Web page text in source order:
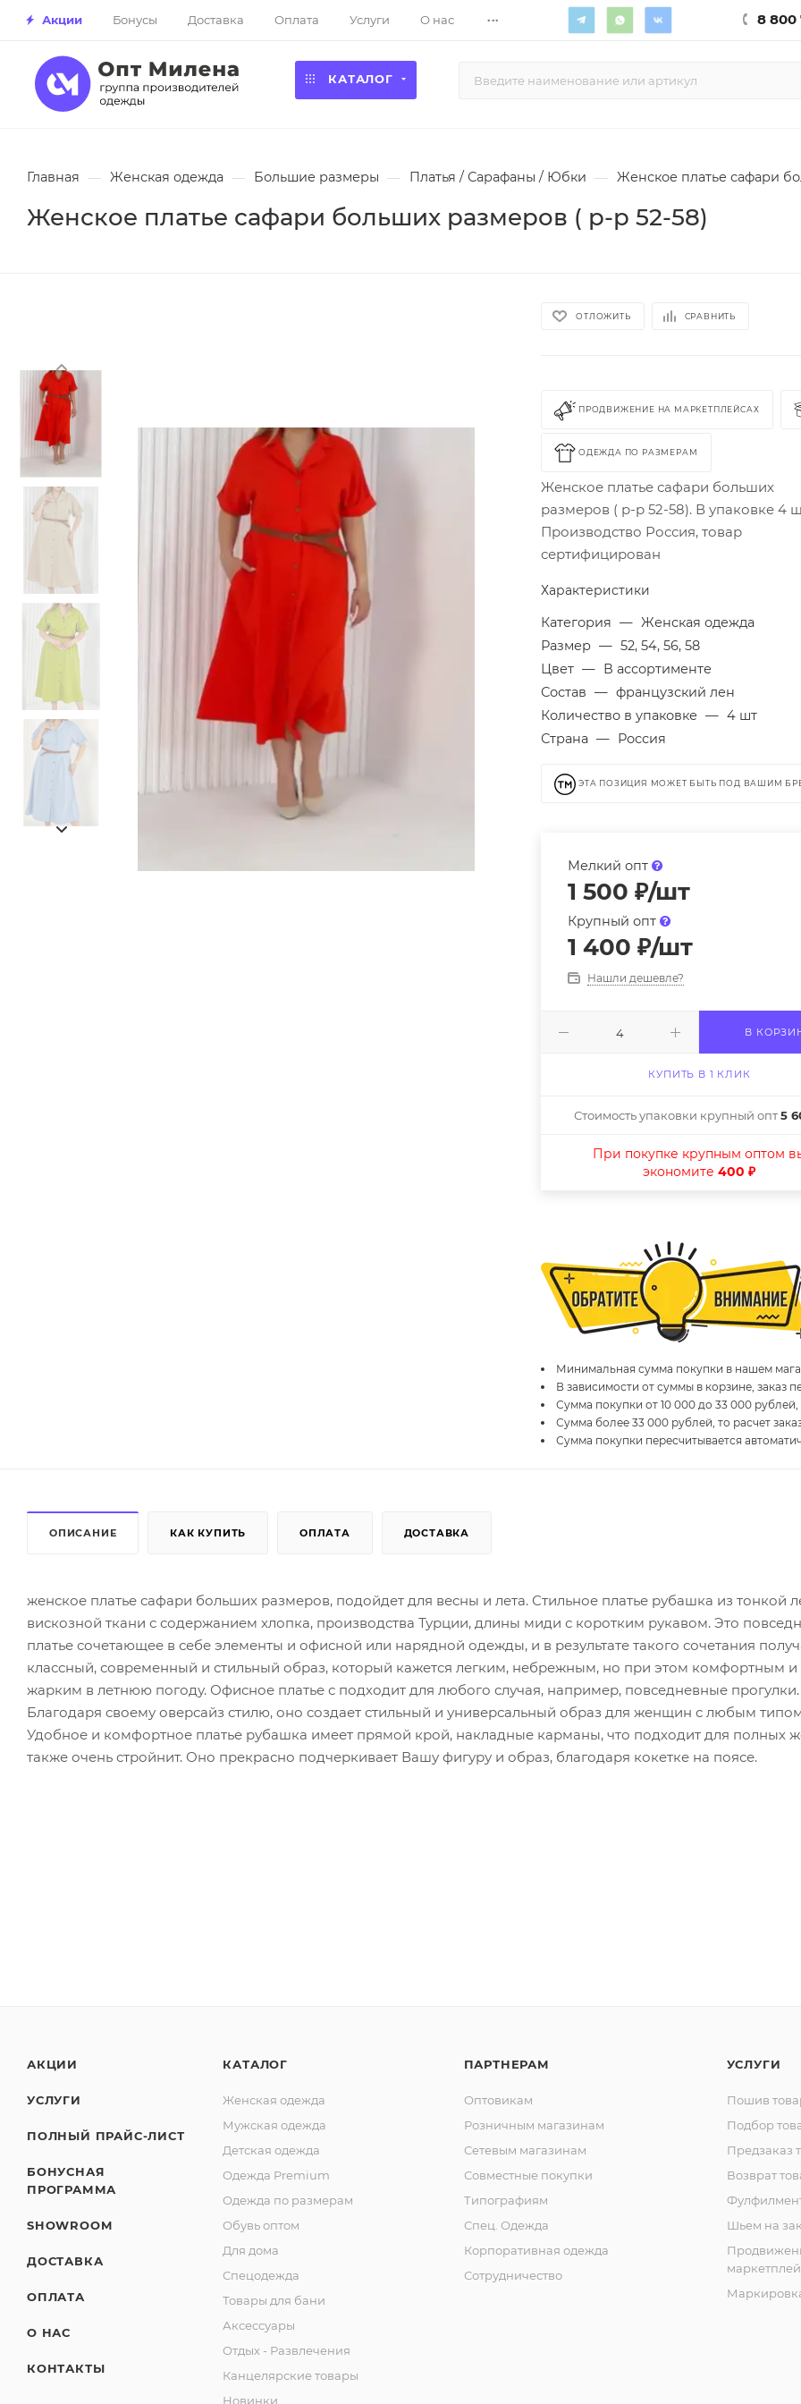
Акции Бонусы Доставка Оплата Услуги О нас ... 8 800
КАТАЛОГ
Главная — Женская одежда — Большие размеры — Платья / Сарафаны / Юбки — Женское платье сафари
Женское платье сафари больших размеров ( р-р 52-58)
ОТЛОЖИТЬ СРАВНИТЬ
ПРОДВИЖЕНИЕ НА МАРКЕТПЛЕЙСАХ
ОДЕЖДА ПО РАЗМЕРАМ
Женское платье сафари больших
размеров ( р-р 52-58). В упаковке 4
Производство Россия, товар
сертифицирован
Характеристики
Категория — Женская одежда
Размер — 52, 54, 56, 58
Цвет — В ассортименте
Состав — французский лен
Количество в упаковке — 4 шт
Страна — Россия
ЭТА ПОЗИЦИЯ МОЖЕТ БЫТЬ ПОД ВАШИМ
Мелкий опт
1 500 ₽/шт
Крупный опт
1 400 ₽/шт
Нашли дешевле?
В
КУПИТЬ В 1 КЛИК
Стоимость упаковки крупный опт5
При покупке крупным оптом
экономите400 ₽
Минимальная сумма покупки в нашем
В зависимости от суммы в корзине, заказ
Сумма покупки от 10 000 до 33 000 рублей,
Сумма более 33 000 рублей, то расчет
Сумма покупки пересчитывается
ОПИСАНИЕ КАК КУПИТЬ ОПЛАТА ДОСТАВКА
женское платье сафари больших размеров, подойдет для весны и лета. Стильное платье рубашка из тонкой
вискозной ткани с содержанием хлопка, производства Турции, длины миди с коротким рукавом. Это
платье сочетающее в себе элементы и офисной или нарядной одежды, и в результате такого сочетания
классный, современный и стильный образ, который кажется легким, небрежным, но при этом комфортным и
жарким в летнюю погоду. Офисное платье с подходит для любого случая, например, повседневные прогулки.
Благодаря своему оверсайз стилю, оно создает стильный и универсальный образ для женщин с любым
Удобное и комфортное платье рубашка имеет прямой крой, накладные карманы, что подходит для полных
также очень стройнит. Оно прекрасно подчеркивает Вашу фигуру и образ, благодаря кокетке на поясе.
АКЦИИ
УСЛУГИ
ПОЛНЫЙ ПРАЙС-ЛИСТ
БОНУСНАЯ
ПРОГРАММА
SHOWROOM
ДОСТАВКА
ОПЛАТА
О НАС
КОНТАКТЫ
КАТАЛОГ
Женская одежда
Мужская одежда
Детская одежда
Одежда Premium
Одежда по размерам
Обувь оптом
Для дома
Спецодежда
Товары для бани
Аксессуары
Отдых - Развлечения
Канцелярские товары
Новинки
ПАРТНЕРАМ
Оптовикам
Розничным магазинам
Сетевым магазинам
Совместные покупки
Типографиям
Спец. Одежда
Корпоративная одежда
Сотрудничество
УСЛУГИ
Пошив
Подбор
Предзаказ
Возврат
Шьем на